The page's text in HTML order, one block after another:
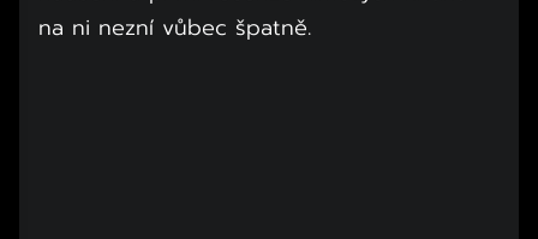
na ni nezní vůbec špatně.